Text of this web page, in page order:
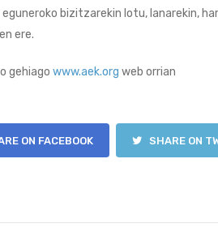
bizitzarekin lotu, lanarekin,
ere.
gehiago www.aek.org web orrian
ON FACEBOOK SHARE ON